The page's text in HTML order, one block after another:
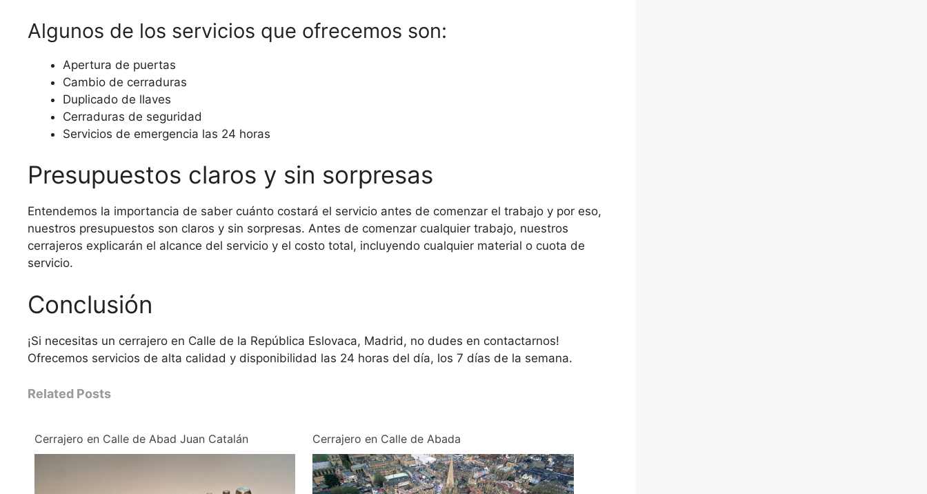
Algunos de los servicios que ofrecemos son:
Apertura de puertas
Cambio de cerraduras
Duplicado de llaves
Cerraduras de seguridad
Servicios de emergencia las 24 horas
Presupuestos claros y sin sorpresas
Entendemos la importancia de saber cuánto costará el servicio antes de comenzar el trabajo y por eso,
nuestros presupuestos son claros y sin sorpresas. Antes de comenzar cualquier trabajo, nuestros
cerrajeros explicarán el alcance del servicio y el costo total, incluyendo cualquier material o cuota de
servicio.
Conclusión
¡Si necesitas un cerrajero en Calle de la República Eslovaca, Madrid, no dudes en contactarnos!
Ofrecemos servicios de alta calidad y disponibilidad las 24 horas del día, los 7 días de la semana.
Related Posts
Cerrajero en Calle de Abad Juan Catalán Cerrajero en Calle de Abada